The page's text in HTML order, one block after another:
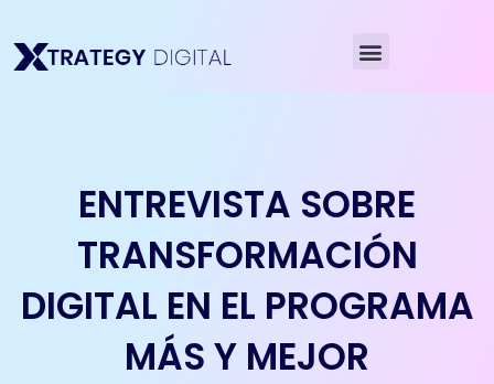
al
contenido
Menú
ENTREVISTA SOBRE
TRANSFORMACIÓN
DIGITAL EN EL PROGRAMA
MÁS Y MEJOR